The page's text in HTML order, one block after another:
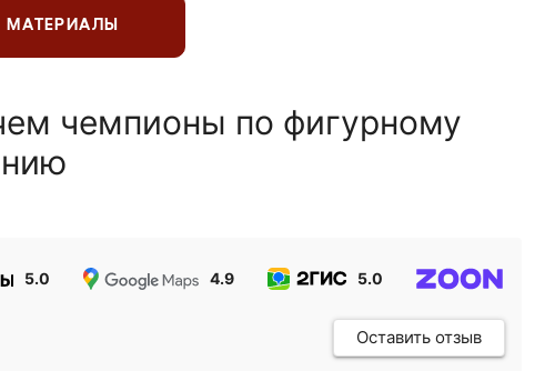
МАТЕРИАЛЫ
чемпионы по фигурному
5.0 4.9 5.0
Оставить отзыв